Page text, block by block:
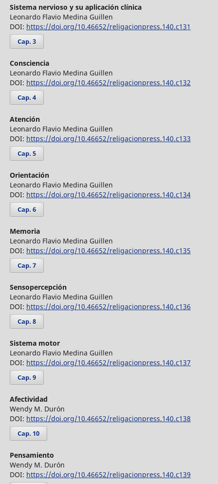
Sistema nervioso y su aplicación clínica
Leonardo Flavio Medina Guillen
DOI: https://doi.org/10.46652/religacionpress.140.c131
Cap. 3
Consciencia
Leonardo Flavio Medina Guillen
DOI: https://doi.org/10.46652/religacionpress.140.c132
Cap. 4
Atención
Leonardo Flavio Medina Guillen
DOI: https://doi.org/10.46652/religacionpress.140.c133
Cap. 5
Orientación
Leonardo Flavio Medina Guillen
DOI: https://doi.org/10.46652/religacionpress.140.c134
Cap. 6
Memoria
Leonardo Flavio Medina Guillen
DOI: https://doi.org/10.46652/religacionpress.140.c135
Cap. 7
Sensopercepción
Leonardo Flavio Medina Guillen
DOI: https://doi.org/10.46652/religacionpress.140.c136
Cap. 8
Sistema motor
Leonardo Flavio Medina Guillen
DOI: https://doi.org/10.46652/religacionpress.140.c137
Cap. 9
Afectividad
Wendy M. Durón
DOI: https://doi.org/10.46652/religacionpress.140.c138
Cap. 10
Pensamiento
Wendy M. Durón
DOI: https://doi.org/10.46652/religacionpress.140.c139